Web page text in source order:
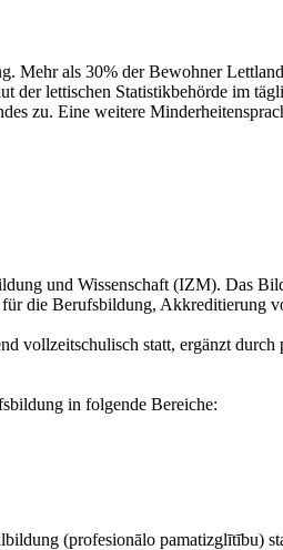
als 30% der Bewohner
lettischen Statistikbehörde im
zu. Eine weitere
und Wissenschaft (IZM). Das
die Berufsbildung, Akkreditierung
statt, ergänzt
in folgende Bereiche:
(profesionālo pamatizglītību)